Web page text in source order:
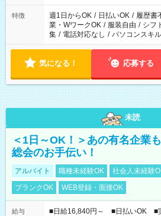
特徴 週1日からOK / 日払いOK / 履歴書
業・WワークOK / 服装自由 / シフ
集 / 電話対応なし / パソコンスキ
気になる！ 応募する
未読
＜1日～OK！＞あの有名企業
総会のお手伝い！
アルバイト 職種未経験OK 社会人未経験
ブランクOK
WEB登録・面接OK
給与
■日給16,840円～ ■日払いOK ■